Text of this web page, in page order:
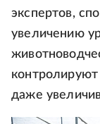
экспертов,
увеличению
даже